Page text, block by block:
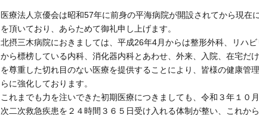
医療法人京優会は昭和57年に前身の平海病院が開設されてから現在
を頂いており、あらためて御礼申し上げます。
北摂三木病院におきましては、平成26年4月からは整形外科、リハ
から標榜している内科、消化器内科とあわせ、外来、入院、在宅だ
を尊重した切れ目のない医療を提供することにより、皆様の健康管
らに強化しております。
これまでも力を注いできた初期医療につきましても、令和３年１０
次二次救急疾患を２４時間３６５日受け入れる体制が整い、これか